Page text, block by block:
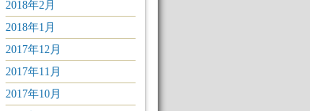
2018年2月
2018年1月
2017年12月
2017年11月
2017年10月